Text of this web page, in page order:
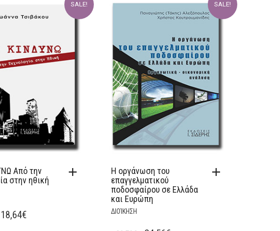
SALE!
Από την
στην ηθική
ORIGINAL
18,64€CURRENT
SALE!
Η οργάνωση του
επαγγελματικού
ποδοσφαίρου σε Ελλάδα
και Ευρώπη
ΔΙΟΊΚΗΣΗ